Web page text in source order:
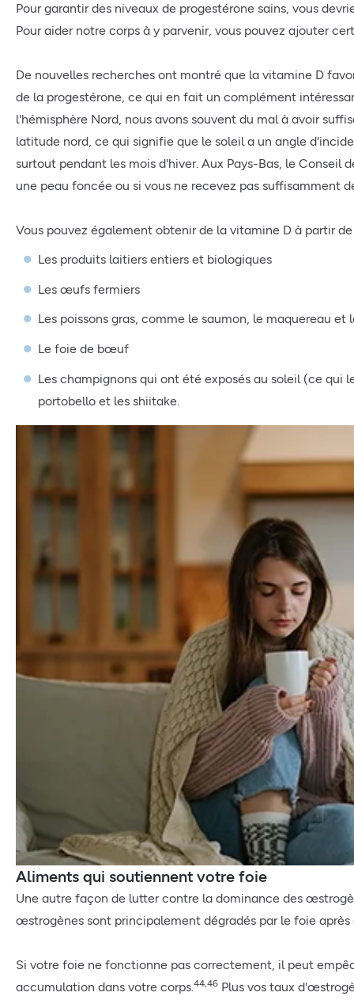
Pour garantir des niveaux de progestérone sains, vous
Pour aider notre corps à y parvenir, vous pouvez ajouter
De nouvelles recherches ont montré que la vitamine D
de la progestérone, ce qui en fait un complément
l'hémisphère Nord, nous avons souvent du mal à avoir
latitude nord, ce qui signifie que le soleil a un angle
surtout pendant les mois d'hiver. Aux Pays-Bas, le Conseil
une peau foncée ou si vous ne recevez pas suffisamment
Vous pouvez également obtenir de la vitamine D à partir
Les produits laitiers entiers et biologiques
Les œufs fermiers
Les poissons gras, comme le saumon, le maquereau et
Le foie de bœuf
Les champignons qui ont été exposés au soleil (ce qui
portobello et les shiitake.
Aliments qui soutiennent votre foie
Une autre façon de lutter contre la dominance des
œstrogènes sont principalement dégradés par le foie après
Si votre foie ne fonctionne pas correctement, il peut
accumulation dans votre corps. 44,46 Plus vos taux